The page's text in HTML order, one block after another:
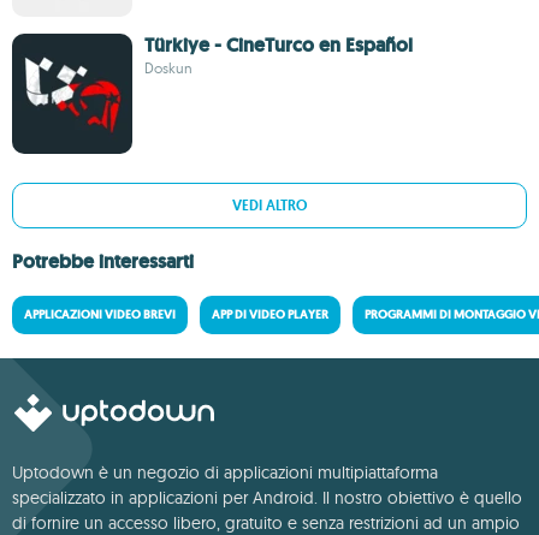
Türkiye - CineTurco en Español
Doskun
VEDI ALTRO
Potrebbe interessarti
APPLICAZIONI VIDEO BREVI APP DI VIDEO PLAYER PROGRAMMI DI MONTAGGIO
Uptodown è un negozio di applicazioni multipiattaforma
specializzato in applicazioni per Android. Il nostro obiettivo è quello
di fornire un accesso libero, gratuito e senza restrizioni ad un ampio